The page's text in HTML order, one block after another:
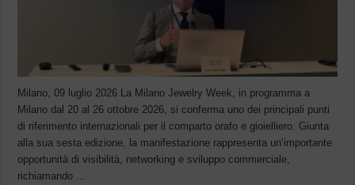
Milano, 09 luglio 2026 La Milano Jewelry Week, in programma a
Milano dal 20 al 26 ottobre 2026, si conferma uno dei principali punti
di riferimento internazionali per il comparto orafo e gioielliero. Giunta
alla sua sesta edizione, la manifestazione rappresenta un’importante
opportunità di visibilità, networking e sviluppo commerciale,
richiamando ...